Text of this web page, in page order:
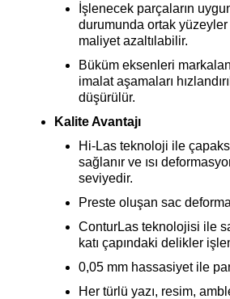
İşlenecek parçaların
durumunda ortak
maliyet azaltılabilir.
Büküm eksenleri
imalat aşamaları
düşürülür.
Kalite Avantajı
Hi-Las teknoloji ile
sağlanır ve ısı
seviyedir.
Preste oluşan sac
ConturLas teknolojisi ile
katı çapındaki delikler
0,05 mm hassasiyet ile
Her türlü yazı, resim,